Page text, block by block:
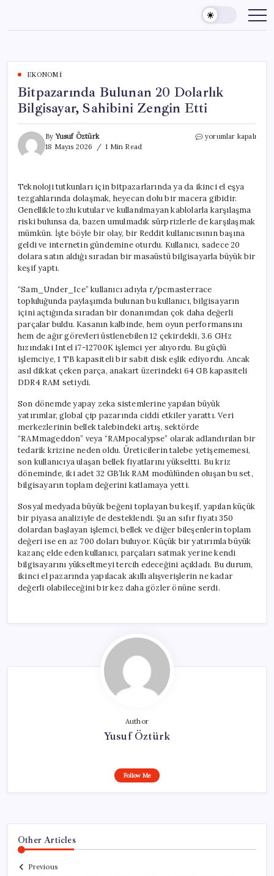
content
EKONOMI
Bitpazarında Bulunan 20 Dolarlık
Bilgisayar, Sahibini Zengin Etti
ByYusuf Öztürk
18 Mayıs 2026
1 Min Read
Bitpazarında
Sahibini
Zengin
Etti
için
yorumlar kapalı
Teknoloji tutkunları için bitpazarlarında ya da ikinci el eşya
tezgahlarında dolaşmak, heyecan dolu bir macera gibidir.
Genellikle tozlu kutular ve kullanılmayan kablolarla karşılaşma
riski bulunsa da, bazen umulmadık sürprizlerle de karşılaşmak
mümkün. İşte böyle bir olay, bir Reddit kullanıcısının başına
geldi ve internetin gündemine oturdu. Kullanıcı, sadece 20
dolara satın aldığı sıradan bir masaüstü bilgisayarla büyük bir
keşif yaptı.
“Sam_Under_Ice” kullanıcı adıyla r/pcmasterrace
topluluğunda paylaşımda bulunan bu kullanıcı, bilgisayarın
içini açtığında sıradan bir donanımdan çok daha değerli
parçalar buldu. Kasanın kalbinde, hem oyun performansını
hem de ağır görevleri üstlenebilen 12 çekirdekli, 3.6 GHz
hızındaki Intel i7-12700K işlemci yer alıyordu. Bu güçlü
işlemciye, 1 TB kapasiteli bir sabit disk eşlik ediyordu. Ancak
asıl dikkat çeken parça, anakart üzerindeki 64 GB kapasiteli
DDR4 RAM setiydi.
Son dönemde yapay zeka sistemlerine yapılan büyük
yatırımlar, global çip pazarında ciddi etkiler yarattı. Veri
merkezlerinin bellek talebindeki artış, sektörde
“RAMmageddon” veya “RAMpocalypse” olarak adlandırılan bir
tedarik krizine neden oldu. Üreticilerin talebe yetişememesi,
son kullanıcıya ulaşan bellek fiyatlarını yükseltti. Bu kriz
döneminde, iki adet 32 GB’lık RAM modülünden oluşan bu set,
bilgisayarın toplam değerini katlamaya yetti.
Sosyal medyada büyük beğeni toplayan bu keşif, yapılan küçük
bir piyasa analiziyle de desteklendi. Şu an sıfır fiyatı 350
dolardan başlayan işlemci, bellek ve diğer bileşenlerin toplam
değeri ise en az 700 doları buluyor. Küçük bir yatırımla büyük
kazanç elde eden kullanıcı, parçaları satmak yerine kendi
bilgisayarını yükseltmeyi tercih edeceğini açıkladı. Bu durum,
ikinci el pazarında yapılacak akıllı alışverişlerin ne kadar
değerli olabileceğini bir kez daha gözler önüne serdi.
Author
Yusuf Öztürk
Follow Me
Other Articles
Previous